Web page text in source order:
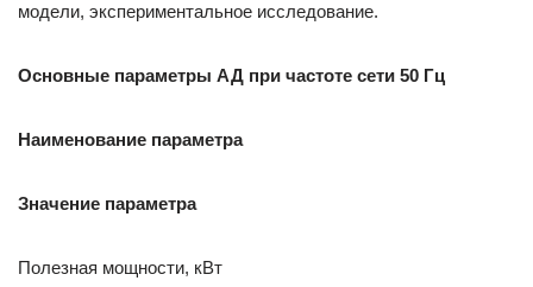
модели, экспериментальное исследование.
Основные параметры АД при частоте сети 50 Гц
Наименование параметра
Значение параметра
Полезная мощности, кВт